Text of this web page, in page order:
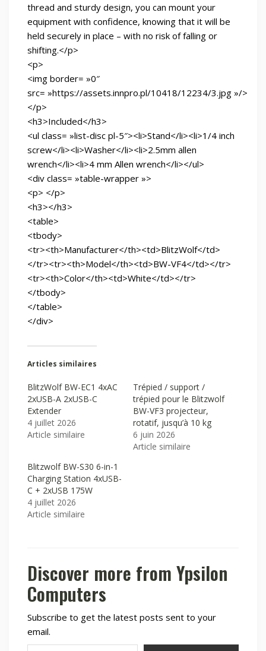
thread and sturdy design, you can mount your
equipment with confidence, knowing that it will be
held securely in place – with no risk of falling or
shifting.</p>
<p>
<img border= »0″
src= »https://assets.innpro.pl/10418/12234/3.jpg »/>
</p>
<h3>Included</h3>
<ul class= »list-disc pl-5″><li>Stand</li><li>1/4 inch
screw</li><li>Washer</li><li>2.5mm allen
wrench</li><li>4 mm Allen wrench</li></ul>
<div class= »table-wrapper »>
<p> </p>
<h3></h3>
<table>
<tbody>
<tr><th>Manufacturer</th><td>BlitzWolf</td>
</tr><tr><th>Model</th><td>BW-VF4</td></tr>
<tr><th>Color</th><td>White</td></tr>
</tbody>
</table>
</div>
Articles similaires
BlitzWolf BW-EC1 4xAC
2xUSB-A 2xUSB-C
Extender
4 juillet 2026
Article similaire
Trépied / support /
trépied pour le Blitzwolf
BW-VF3 projecteur,
rotatif, jusqu’à 10 kg
6 juin 2026
Article similaire
Blitzwolf BW-S30 6-in-1
Charging Station 4xUSB-
C + 2xUSB 175W
4 juillet 2026
Article similaire
Discover more from Ypsilon
Computers
Subscribe to get the latest posts sent to your
email.
Type your email…